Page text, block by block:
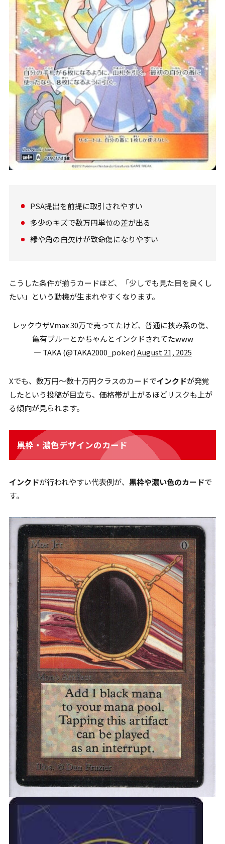
PSA提出を前提に取引されやすい
多少のキズで数万円単位の差が出る
縁や角の白欠けが致命傷になりやすい
こうした条件が揃うカードほど、「少しでも見た目を良くし
たい」という動機が生まれやすくなります。
レックウザVmax 30万で売ってたけど、普通に挟み系の傷、
亀有ブルーとかちゃんとインクドされてたwww
— TAKA (@TAKA2000_poker)August 21, 2025
Xでも、数万円〜数十万円クラスのカードでインクドが発覚
したという投稿が目立ち、価格帯が上がるほどリスクも上が
る傾向が見られます。
黒枠・濃色デザインのカード
インクドが行われやすい代表例が、 黒枠や濃い色のカードで
す。